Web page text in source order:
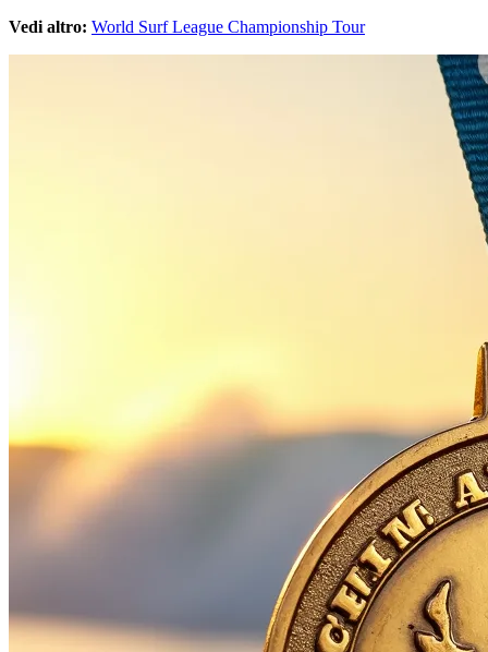
Vedi altro: World Surf League Championship Tour